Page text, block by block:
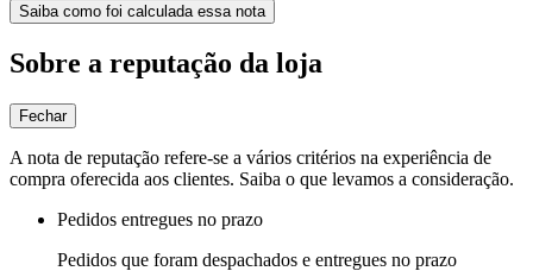
Saiba como foi calculada essa nota
Sobre a reputação da loja
Fechar
A nota de reputação refere-se a vários critérios na experiência de
compra oferecida aos clientes. Saiba o que levamos a consideração.
Pedidos entregues no prazo
Pedidos que foram despachados e entregues no prazo